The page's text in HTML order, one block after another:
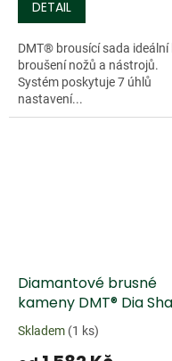
DETAIL
DMT® brousící sada ideální
broušení nožů a nástrojů.
Systém poskytuje 7 úhlů
nastavení...
Diamantové brusné
kameny DMT® Dia
Skladem (1 ks)